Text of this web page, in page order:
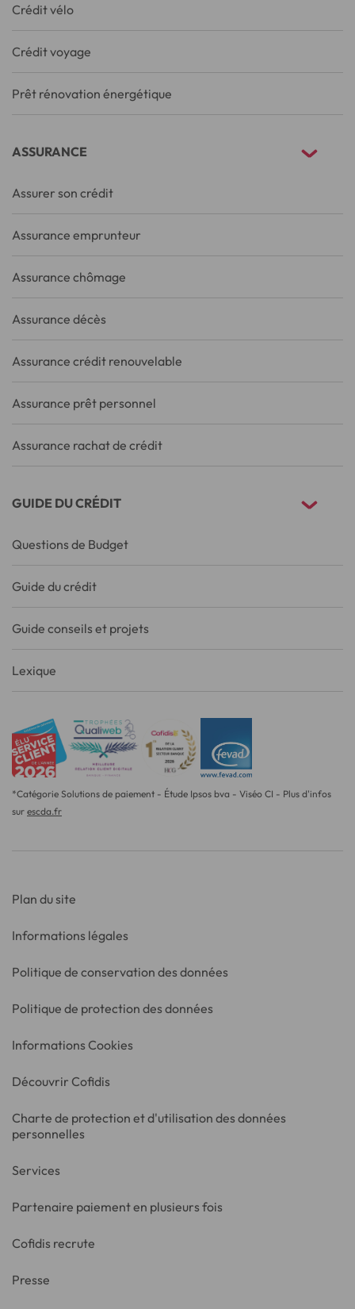
Crédit vélo
Crédit voyage
Prêt rénovation énergétique
ASSURANCE
Assurer son crédit
Assurance emprunteur
Assurance chômage
Assurance décès
Assurance crédit renouvelable
Assurance prêt personnel
Assurance rachat de crédit
GUIDE DU CRÉDIT
Questions de Budget
Guide du crédit
Guide conseils et projets
Lexique
*Catégorie Solutions de paiement - Étude Ipsos bva - Viséo CI - Plus d'infos
sur escda.fr
Plan du site
Informations légales
Politique de conservation des données
Politique de protection des données
Informations Cookies
Découvrir Cofidis
Charte de protection et d'utilisation des données
personnelles
Services
Partenaire paiement en plusieurs fois
Cofidis recrute
Presse